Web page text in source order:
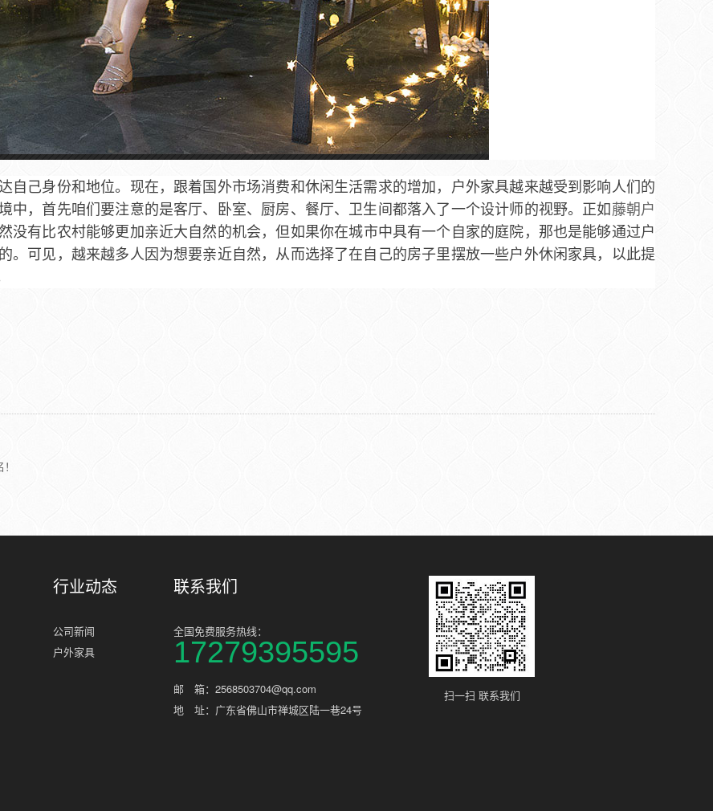
自己身份和地位。现在，跟着国外市场消费和休闲生活需求的增加，户外家具越来越受到影响人们的
中，首先咱们要注意的是客厅、卧室、厨房、餐厅、卫生间都落入了一个设计师的视野。正如藤朝户
没有比农村能够更加亲近大自然的机会，但如果你在城市中具有一个自家的庭院，那也是能够通过户
。可见，越来越多人因为想要亲近自然，从而选择了在自己的房子里摆放一些户外休闲家具，以此提
行业动态
公司新闻
户外家具
联系我们
全国免费服务热线：
17279395595
邮 箱：2568503704@qq.com
地 址：广东省佛山市禅城区陆一巷24号
扫一扫 联系我们